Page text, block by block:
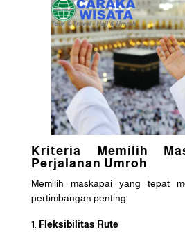
Kriteria Memilih
Perjalanan Umroh
Memilih maskapai yang tepat
pertimbangan penting:
Fleksibilitas Rute